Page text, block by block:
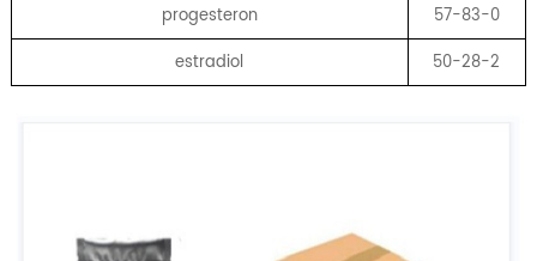
progesteron
57-83-0
estradiol
50-28-2